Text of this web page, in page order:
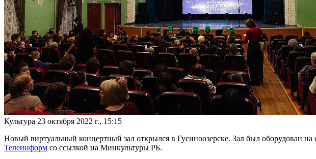
Культура 23 октября 2022 г., 15:15
Новый виртуальный концертный зал открылся в Гусиноозерске. Зал был оборудован
Телеинформ со ссылкой на Минкультуры РБ.